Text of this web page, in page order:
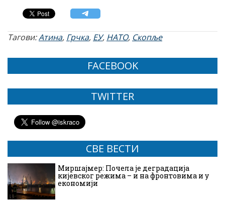
Тагови:Атина, Грчка, ЕУ, НАТО, Скопље
FACEBOOK
TWITTER
СВЕ ВЕСТИ
Миршајмер: Почела је деградација
кијевског режима – и на фронтовима и у
економији